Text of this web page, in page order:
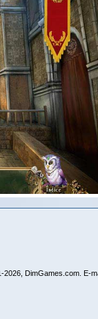
2026, DimGames.com. E-